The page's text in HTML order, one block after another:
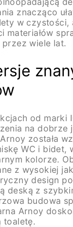
znacząco
w czystości,
materiałów
przez wiele lat.
od marki
na dobrze
została
WC i bidet,
kolorze.
z wysokiej
design
deską z
budowa
Arnoy
toaletę.